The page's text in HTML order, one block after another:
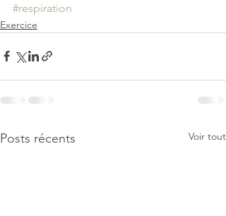
#respiration
Exercice
Posts récents Voir tout